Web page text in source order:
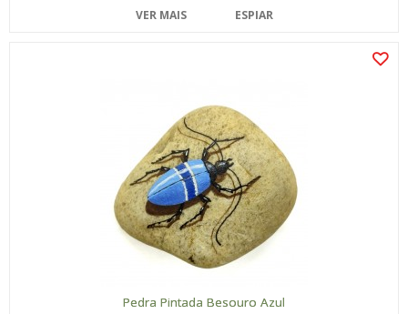
VER MAIS ESPIAR
Pedra Pintada Besouro Azul